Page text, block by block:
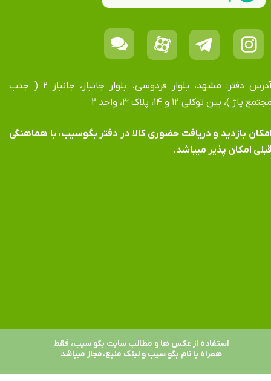
آدرس دفتر: مشهد، بلوار فردوسی، بلوار جانباز، جانباز ۲ ( جنب
پاژ )، بین توکلی ۱۲ و ۱۴، پلاک ۳، واحد ۲
بازدید و دریافت حضوری کالا در دفتر بگوسیب، با هماهنگی
امکان پذیر میباشد.
استفاده از عکس ها و مطالب سایت بگو سیب، فقط
همراه با نام بگو سیب و لینک منبع، مجاز میباشد